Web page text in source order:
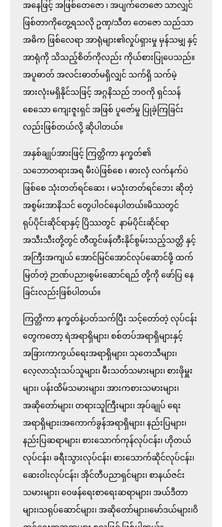
အနေဖြင့် အဖြစ်တေဇော ၊ အပျက်တေဇော သာလျှင်
ဖြစ်တာကိုတွေ့ရသလို ဥဏှ/သီတ တေဇော သည်သာ
အဓိက ဖြစ်လေရာ အာရုံများ၏လှုပ်ရှားမှု မှန်သမျှ နှင့်
အာရုံကို သိသည့်စိတ်ကိုလည်း ကိုယ်စားပြုပေသည်။
အပူဓာတ် အလင်းဓာတ်မရှိလျှင် သက်ရှိ သက်မဲ့
အားလုံးမရှိနိုင်သဖြင့် အဂ္ဂနိသည် ဘဝကို ရှင်သန်
စေသော ကျေးဇူးရှင် အဖြစ် ပူဇော်မှု ပြုခဲ့ကြခြင်း
လည်းဖြစ်တယ်လို့ ဆိုပါတယ်။
အနှစ်ချုပ်အားဖြင့် ကြတ္တိကာ နက္ခတ်၏
သဘောတရားအရ မီးပဲဖြစ်စေ ၊ ဓားလှံ လက်နက်ပဲ
ဖြစ်စေ သုံးတတ်ရင်ဆေး ၊ မသုံးတတ်ရင်ဘေး ဆိုတဲ့
အစွမ်းအာနိသင် တွေပါဝင်နေပါတယ်။မိဿတွင်
ရုပ်ပိုင်းဆိုင်ရာနှင့် ပြိဿတွင်  နာမ်ပိုင်းဆိုင်ရာ
အသီးသီးတို့တွင် တီထွင်ဖန်တီးနိုင်စွမ်းသည့်သတ္တိ နှင့်
အကြီးအကျယ် အောင်မြင်အောင်လုပ်ဆောင်ဖို့ ထက်
မြတ်တဲ့ ဉာဏ်ပညာ၊စွမ်းဆောင်ရည် တို့ကို ဖော်ပြ နေ
ခြင်းလည်းဖြစ်ပါတယ်။
ကြတ္တိကာ နက္ခတ်နဲ့ပတ်သက်ပြီး သင့်တော်တဲ့ လုပ်ငန်း
တွေကတော့ ရဲအရာရှိများ၊ စစ်တပ်အရာရှိများနှင့်
အခြားကာကွယ်ရေးအရာရှိများ၊ သုတေသီများ၊
လေ့လာသုံးသပ်သူများ၊ မီးသတ်သမားများ၊ စားဖိုမှူး
များ၊ ပန်းထိမ်သမားများ၊ အားကစားသမားများ၊
အဆိုတော်များ၊ တရားသူကြီးများ၊ အုပ်ချုပ် ရေး
အရာရှိများ၊အကောက်ခွန်အရာရှိများ၊ နည်းပြများ၊
နည်းပြဆရာများ၊ စားသောက်ကုန်လုပ်ငန်း၊ ဟိုတယ်
လုပ်ငန်း၊ ခရီးသွားလုပ်ငန်း၊ စားသောက်ဆိုင်လုပ်ငန်း၊
ဆေးဝါးလုပ်ငန်း၊ အိုင်တီပညာရှင်များ၊ စာနယ်ဇင်း
သမားများ၊ ဝေဖန်ရေးစာရေးဆရာများ၊ အယ်ဒီတာ
များ၊သရုပ်ဆောင်များ၊ အဆိုတော်များ၊မော်ဒယ်များ၊ဝိ